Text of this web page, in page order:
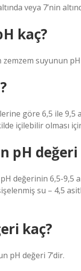
veya 7’nin
kaç?
suyunun pH
göre 6,5 ile
içilebilir olması
pH değeri
değerinin 6,5-9,5
su – 4,5
kaç?
pH değeri 7’dir.